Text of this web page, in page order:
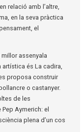
relació amb l’altre,
en la seva pràctica
el
assenyala
artística és La cadira,
proposa construir
o castanyer.
de les
Aymerich: el
plena d’un cos